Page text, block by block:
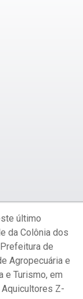
último
da Colônia dos
de
Agropecuária e
e Turismo, em
Z-